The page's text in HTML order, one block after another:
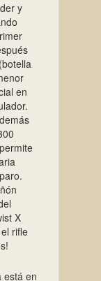
y
en
X
rifle
está en